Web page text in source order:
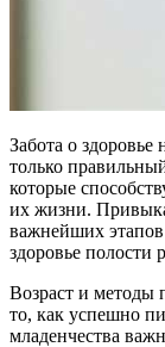
Забота о
только
которые
их жизни.
важнейших
здоровье полости
Возраст и методы
то, как успешно
младенчества